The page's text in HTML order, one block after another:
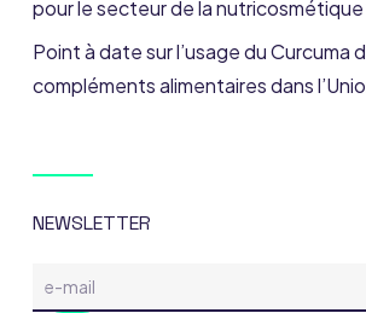
pour le secteur de la nutricosmétique
Point à date sur l’usage du Curcuma
compléments alimentaires dans
NEWSLETTER